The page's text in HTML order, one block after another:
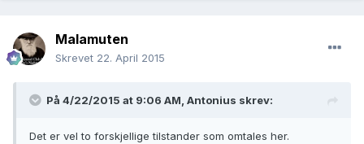
Malamuten
Skrevet 22. April 2015
På 4/22/2015 at 9:06 AM, Antonius skrev:
Det er vel to forskjellige tilstander som omtales her.